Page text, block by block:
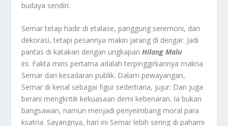
budaya sendiri.
Semar tetap hadir di etalase, panggung seremoni, dan
dekorasi, tetapi pesannya makin jarang di dengar. Jadi
pantas di katakan dengan ungkapanHilang Malu
ini. Fakta miris pertama adalah terpinggirkannya makna
Semar dari kesadaran publik. Dalam pewayangan,
Semar di kenal sebagai figur sederhana, jujur. Dan juga
berani mengkritik kekuasaan demi kebenaran. Ia bukan
bangsawan, namun menjadi penyeimbang moral para
ksatria. Sayangnya, hari ini Semar lebih sering di pahami